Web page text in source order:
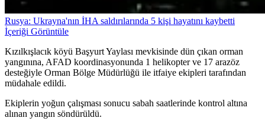
Rusya: Ukrayna'nın İHA saldırılarında 5 kişi hayatını kaybetti
İçeriği Görüntüle
Kızılkışlacık köyü Başyurt Yaylası mevkisinde dün çıkan orman
yangınına, AFAD koordinasyonunda 1 helikopter ve 17 arazöz
desteğiyle Orman Bölge Müdürlüğü ile itfaiye ekipleri tarafından
müdahale edildi.
Ekiplerin yoğun çalışması sonucu sabah saatlerinde kontrol altına
alınan yangın söndürüldü.